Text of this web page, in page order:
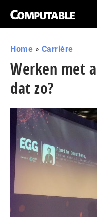
Home » Carrière
Werken met
dat zo?